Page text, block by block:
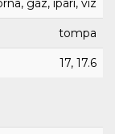
gáz, ipari, víz
tompa
17, 17.6